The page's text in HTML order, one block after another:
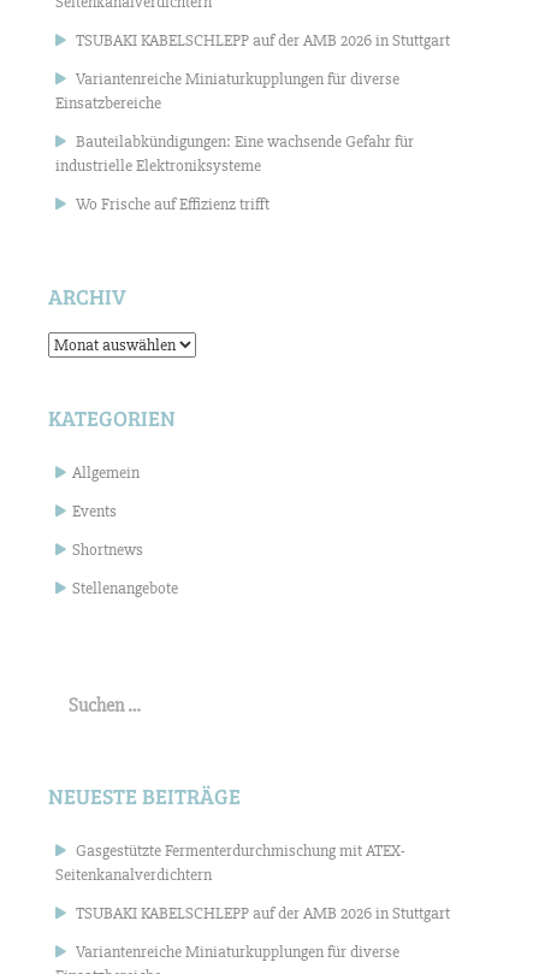
TSUBAKI KABELSCHLEPP auf der AMB 2026 in Stuttgart
Variantenreiche Miniaturkupplungen für diverse
Einsatzbereiche
Bauteilabkündigungen: Eine wachsende Gefahr für
industrielle Elektroniksysteme
Wo Frische auf Effizienz trifft
ARCHIV
Archiv
KATEGORIEN
Allgemein
Events
Shortnews
Stellenangebote
nach:
NEUESTE BEITRÄGE
Gasgestützte Fermenterdurchmischung mit ATEX-
Seitenkanalverdichtern
TSUBAKI KABELSCHLEPP auf der AMB 2026 in Stuttgart
Variantenreiche Miniaturkupplungen für diverse